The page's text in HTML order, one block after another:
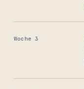
Woche 3